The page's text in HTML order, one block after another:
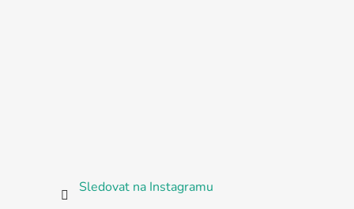
Sledovat na Instagramu